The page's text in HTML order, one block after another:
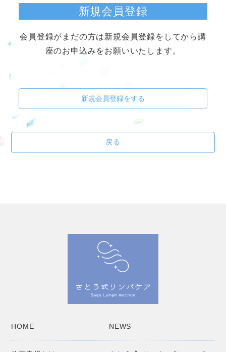
新規会員登録
会員登録がまだの方は新規会員登録をしてから講
座のお申込みをお願いいたします。
新規会員登録をする
戻る
HOME NEWS